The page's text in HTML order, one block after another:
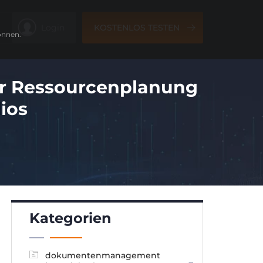
KOSTENLOS TESTEN
Kategorien
dokumentenmanagement